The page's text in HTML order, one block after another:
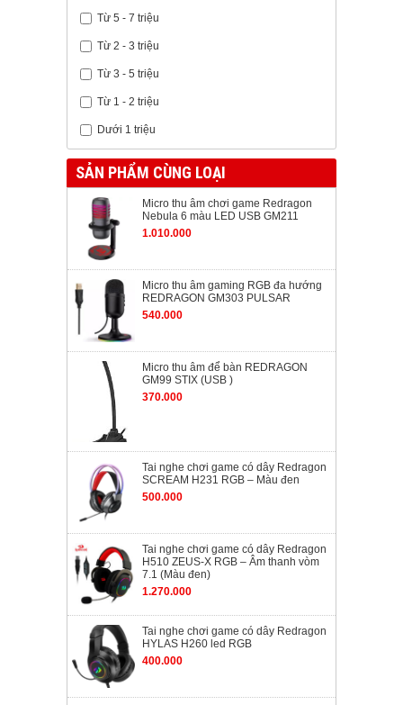
Từ 5 - 7 triệu
Từ 2 - 3 triệu
Từ 3 - 5 triệu
Từ 1 - 2 triệu
Dưới 1 triệu
SẢN PHẨM CÙNG LOẠI
Micro thu âm chơi game Redragon
Nebula 6 màu LED USB GM211
1.010.000
Micro thu âm gaming RGB đa hướng
REDRAGON GM303 PULSAR
540.000
Micro thu âm để bàn REDRAGON
GM99 STIX (USB )
370.000
Tai nghe chơi game có dây Redragon
SCREAM H231 RGB – Màu đen
500.000
Tai nghe chơi game có dây Redragon
H510 ZEUS-X RGB – Âm thanh vòm
7.1 (Màu đen)
1.270.000
Tai nghe chơi game có dây Redragon
HYLAS H260 led RGB
400.000